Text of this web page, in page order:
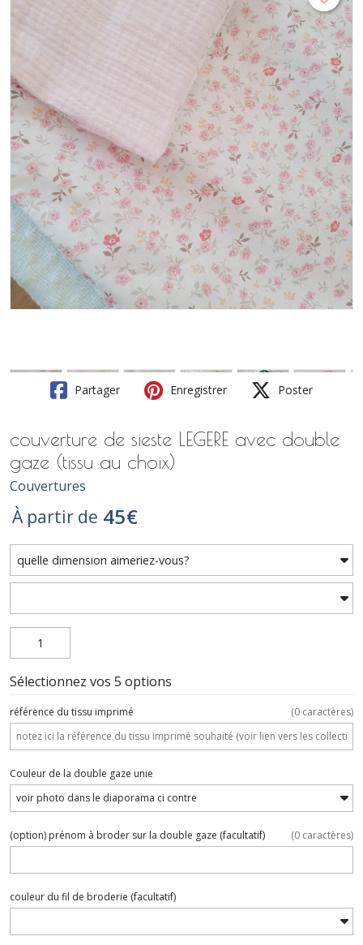
Partager Enregistrer Poster
couverture de sieste LEGERE avec double
gaze (tissu au choix)
Couvertures
À partir de 45€
Sélectionnez vos 5 options
référence du tissu imprimé (0 caractères)
Couleur de la double gaze unie
(option) prénom à broder sur la double gaze (facultatif) (0 caractères)
couleur du fil de broderie (facultatif)